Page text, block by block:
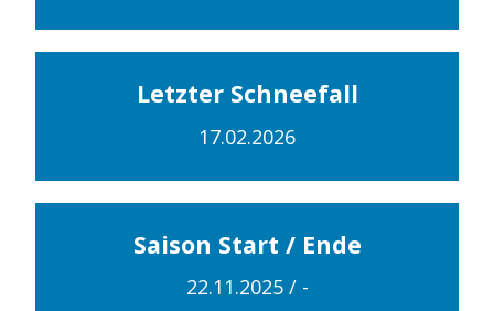
Letzter Schneefall
17.02.2026
Saison Start / Ende
22.11.2025 / -